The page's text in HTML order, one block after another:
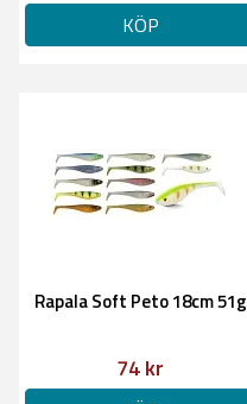
KÖP
Rapala Soft Peto 18cm 51g
74 kr